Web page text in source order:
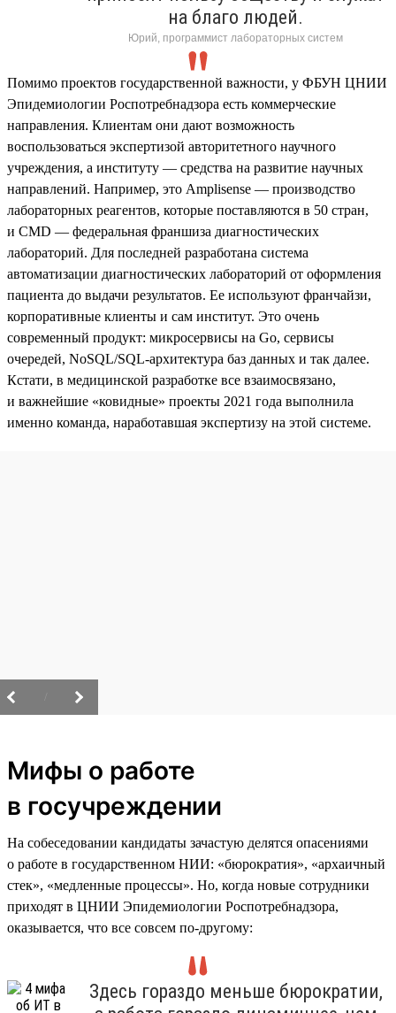
на благо людей.
Юрий, программист лабораторных систем
Помимо проектов государственной важности, у ФБУН ЦНИИ
Эпидемиологии Роспотребнадзора есть коммерческие
направления. Клиентам они дают возможность
воспользоваться экспертизой авторитетного научного
учреждения, а институту — средства на развитие научных
направлений. Например, это Amplisense — производство
лабораторных реагентов, которые поставляются в 50 стран,
и CMD — федеральная франшиза диагностических
лабораторий. Для последней разработана система
автоматизации диагностических лабораторий от оформления
пациента до выдачи результатов. Ее используют франчайзи,
корпоративные клиенты и сам институт. Это очень
современный продукт: микросервисы на Go, сервисы
очередей, NoSQL/SQL-архитектура баз данных и так далее.
Кстати, в медицинской разработке все взаимосвязано,
и важнейшие «ковидные» проекты 2021 года выполнила
именно команда, наработавшая экспертизу на этой системе.
Мифы о работе
в госучреждении
На собеседовании кандидаты зачастую делятся опасениями
о работе в государственном НИИ: «бюрократия», «архаичный
стек», «медленные процессы». Но, когда новые сотрудники
приходят в ЦНИИ Эпидемиологии Роспотребнадзора,
оказывается, что все совсем по-другому:
Здесь гораздо меньше бюрократии,